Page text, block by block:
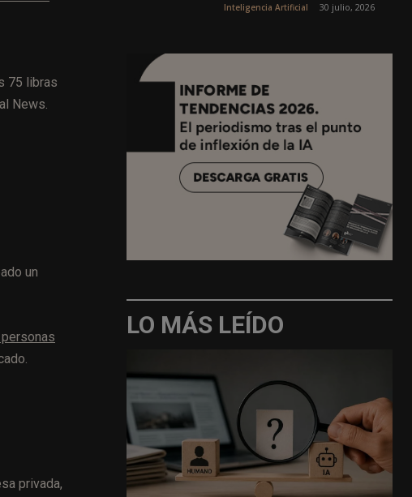
75 libras
News.
un
privada,
Inteligencia Artificial 30 julio, 2026
LO MÁS LEÍDO